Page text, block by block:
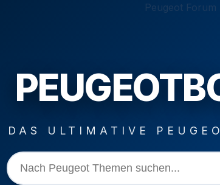
DAS ULTIMATIVE